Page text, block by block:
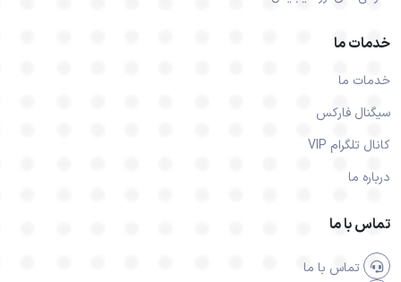
خدمات ما
خدمات ما
سیگنال فارکس
کانال تلگرام VIP
درباره ما
تماس با ما
تماس با ما